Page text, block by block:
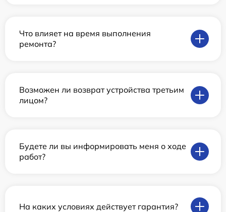
Что влияет на время выполнения
ремонта?
Возможен ли возврат устройства третьим
лицом?
Будете ли вы информировать меня о ходе
работ?
На каких условиях действует гарантия?